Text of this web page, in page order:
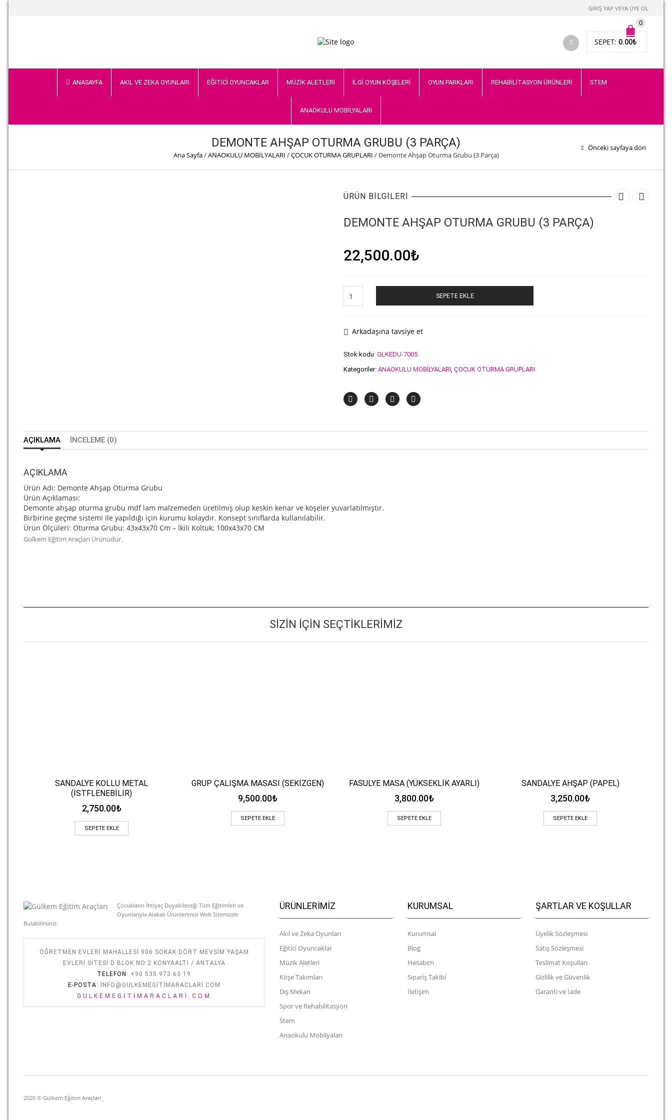
GIRIŞ YAP VEYA ÜYE OL
0
SEPET: 0.00₺
ANASAYFA AKIL VE ZEKA OYUNLARI EĞİTİCİ OYUNCAKLAR MÜZİK ALETLERİ İLGİ OYUN KÖŞELERİ OYUN PARKLARI REHABİLİTASYON ÜRÜNLERİ STEM
ANAOKULU MOBİLYALARI
DEMONTE AHŞAP OTURMA GRUBU (3 PARÇA)
Ana Sayfa/ANAOKULU MOBİLYALARI /ÇOCUK OTURMA GRUPLARI / Demonte Ahşap Oturma Grubu (3 Parça)
Önceki sayfaya dön
ÜRÜN BILGILERI
DEMONTE AHŞAP OTURMA GRUBU (3 PARÇA)
22,500.00₺
Ahşap
(3
adet
SEPETE EKLE
Arkadaşına tavsiye et
Stok kodu: GLKEDU-7005
Kategoriler: ANAOKULU MOBİLYALARI ÇOCUK OTURMA GRUPLARI
AÇIKLAMA İNCELEME (0)
AÇIKLAMA
Ürün Adı: Demonte Ahşap Oturma Grubu
Ürün Açıklaması:
Demonte ahşap oturma grubu mdf lam malzemeden üretilmiş olup keskin kenar ve köşeler yuvarlatılmıştır.
Birbirine geçme sistemi ile yapıldığı için kurumu kolaydır. Konsept sınıflarda kullanılabilir.
Ürün Ölçüleri: Oturma Grubu: 43x43x70 Cm – İkili Koltuk: 100x43x70 CM
Gülkem Eğitim Araçları Ürünüdür.
SIZIN İÇIN SEÇTIKLERIMIZ
Hızlı Bakış
SANDALYE KOLLU METAL
(İSTFLENEBİLİR)
2,750.00₺
SEPETE EKLE
Hızlı Bakış
GRUP ÇALIŞMA MASASI (SEKİZGEN)
9,500.00₺
SEPETE EKLE
Hızlı Bakış
FASULYE MASA (YÜKSEKLİK AYARLI)
3,800.00₺
SEPETE EKLE
Hızlı Bakış
SANDALYE AHŞAP (PAPEL)
3,250.00₺
SEPETE EKLE
Çocukların İhtiyaç Duyabileceği Tüm Eğitimleri ve
Oyunlarıyla Alakalı Ürünlerimizi Web Sitemizde
Bulabilirsiniz.
ÖĞRETMEN EVLERI MAHALLESI 906 SOKAK DÖRT MEVSIM YAŞAM
EVLERI SITESI D BLOK NO:2 KONYAALTI / ANTALYA
TELEFON : +90 535 973 63 19
E-POSTA: INFO@GULKEMEGITIMARACLARI.COM
GULKEMEGITIMARACLARI.COM
ÜRÜNLERIMIZ
Akıl ve Zeka Oyunları
Eğitici Oyuncaklar
Müzik Aletleri
Köşe Takımları
Dış Mekan
Spor ve Rehabilitasyon
Stem
Anaokulu Mobilyaları
KURUMSAL
Kurumsal
Blog
Hesabım
Sipariş Takibi
İletişim
ŞARTLAR VE KOŞULLAR
Üyelik Sözleşmesi
Satış Sözleşmesi
Teslimat Koşulları
Gizlilik ve Güvenlik
Garanti ve İade
2020 © Gülkem Eğitim Araçları